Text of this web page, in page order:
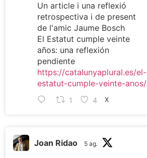
Un article i una reflexió
retrospectiva i de present
de l'amic Jaume Bosch
El Estatut cumple veinte
años: una reflexión
pendiente
https://catalunyaplural.es/el-
estatut-cumple-veinte-anos/
1 4 X
Joan Ridao 5 ag.